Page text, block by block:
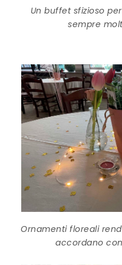
Un buffet sfizioso
sempre
Ornamenti floreali
accordano